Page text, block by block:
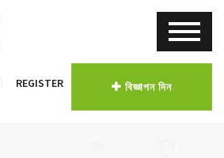
REGISTER বিজ্ঞাপন দিন